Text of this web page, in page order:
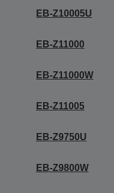
EB-Z10005U
EB-Z11000
EB-Z11000W
EB-Z11005
EB-Z9750U
EB-Z9800W